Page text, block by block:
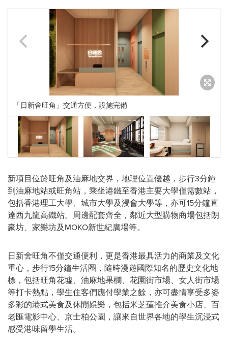
「日新舍旺角」交通方便，設施完備
新項目位於旺角及油麻地交界，地理位置優越，步行3分鐘
到油麻地站或旺角站，乘坐港鐵至香港主要大學僅需數站，
包括香港理工大學、城市大學及浸會大學等，亦可15分鐘直
達西九龍高鐵站。周邊配套齊全，鄰近大型購物商場包括朗
豪坊、家樂坊及MOKO新世紀廣場等。
日新舍旺角不僅交通便利，更是香港最具活力的商業及文化
重心，步行15分鐘生活圈，隨時漫遊國際知名的歷史文化地
標，包括旺角花墟、油麻地果欄、花園街市場、女人街市場
等打卡熱點，學生住客們應付學業之餘，亦可盡情享受多姿
多彩的港式美食及休閒娛樂，包括米芝蓮推介美食小店、百
老匯電影中心、京士柏公園，讓來自世界各地的學生沉浸式
感受港味留學生活。